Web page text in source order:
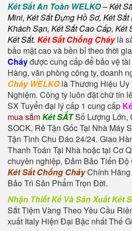
Két Sắt An Toàn WELKO–Két
Mini, Két Sắt Đựng Hồ Sơ, Két
Khách Sạn, Két Sắt Cao Cấp, Két
Két Sắt. Két Sắt Chống Cháylà
bảo mật cao và bền bỉ theo thời
Cháyđược cung cấp để bảo vệ
Hàng, văn phòng công ty, doanh
Cháy WELKOlà Thương Hiệu Uy
Nghiệm. Công ty luôn đặt chữ tín
SX Tuyển đại lý cấp 1 cung cấp
mua sắmKét SẮTSố Lượng Lớn,
SOCK, Rẻ Tận Gốc Tại Nhà Máy
Tận Tình Chu Đáo 24/24. Giao
Thanh Toán Tại Nhà hoặc tại Cơ
chuyên nghiệp, Đảm Bảo Tiến Độ
Két Sắt Chống CháyChính Hãng
Bảo Trì Sản Phẩm Trọn Đời.
Nhận Thiết Kế Và Sản Xuất Két
Sắt Tiệm Vàng Theo Yêu Cầu
xuất Italy Hiện Đại Bậc nhất Thế